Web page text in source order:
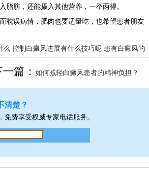
脂肪，还能摄入其他营养，一举两得。
误病情，肥肉也要适量吃，也希望患者朋友
么 控制白癜风进展有什么技巧呢 患有白癜风的
一篇：如何减轻白癜风患者的精神负担？
清楚？
费享受权威专家电话服务。